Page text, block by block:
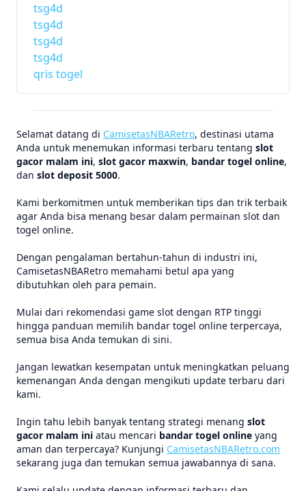
tsg4d
tsg4d
tsg4d
tsg4d
qris togel
Selamat datang di CamisetasNBARetro, destinasi utama
Anda untuk menemukan informasi terbaru tentang slot
gacor malam ini, slot gacor maxwin, bandar togel online,
dan slot deposit 5000.
Kami berkomitmen untuk memberikan tips dan trik terbaik
agar Anda bisa menang besar dalam permainan slot dan
togel online.
Dengan pengalaman bertahun-tahun di industri ini,
CamisetasNBARetro memahami betul apa yang
dibutuhkan oleh para pemain.
Mulai dari rekomendasi game slot dengan RTP tinggi
hingga panduan memilih bandar togel online terpercaya,
semua bisa Anda temukan di sini.
Jangan lewatkan kesempatan untuk meningkatkan peluang
kemenangan Anda dengan mengikuti update terbaru dari
kami.
Ingin tahu lebih banyak tentang strategi menang slot
gacor malam ini atau mencari bandar togel online yang
aman dan terpercaya? Kunjungi CamisetasNBARetro.com
sekarang juga dan temukan semua jawabannya di sana.